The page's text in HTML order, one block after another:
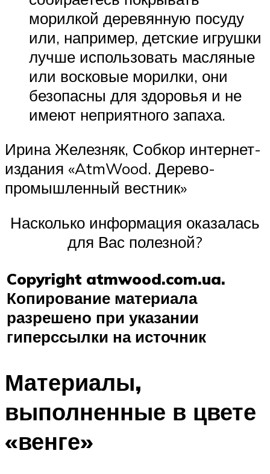
морилкой деревянную посуду
или, например, детские игрушки
лучше использовать масляные
или восковые морилки, они
безопасны для здоровья и не
имеют неприятного запаха.
Ирина Железняк, Собкор интернет-
издания «AtmWood. Дерево-
промышленный вестник»
Насколько информация оказалась
для Вас полезной?
Copyright atmwood.com.ua.
Копирование материала
разрешено при указании
гиперссылки на источник
Материалы,
выполненные в цвете
«венге»